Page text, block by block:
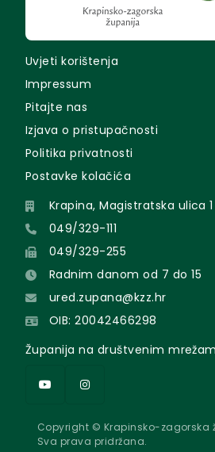
Uvjeti korištenja
Impressum
Pitajte nas
Izjava o pristupačnosti
Politika privatnosti
Postavke kolačića
Krapina, Magistratska ulica 1
049/329-111
049/329-255
Radnim danom od 7 do 15
ured.zupana@kzz.hr
OIB: 20042466298
Županija na društvenim
Copyright © Krapinsko-zagorska
Sva prava pridržana.